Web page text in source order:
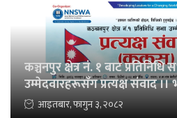
कञ्चनपुर क्षेत्र नं. १ बाट
उम्मेदवारहरूसँग प्रत्यक्ष संवाद ।।
आइतबार, फागुन ३, २०८२